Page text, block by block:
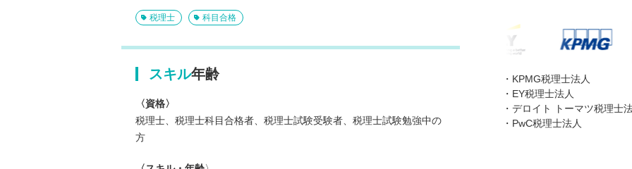
税理士 科目合格
スキル年齢
〈資格〉
税理士、税理士科目合格者、税理士試験受験者、税理士試験勉強中の
方
・KPMG税理士法人
・EY税理士法人
・デロイト トーマツ税理士
・PwC税理士法人